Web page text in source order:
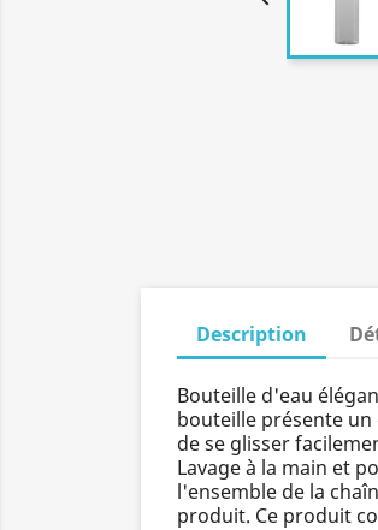
Description
Bouteille d'eau
bouteille présente
de se glisser
Lavage à la main et
l'ensemble de la
produit. Ce produit